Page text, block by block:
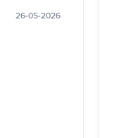
26-05-2026